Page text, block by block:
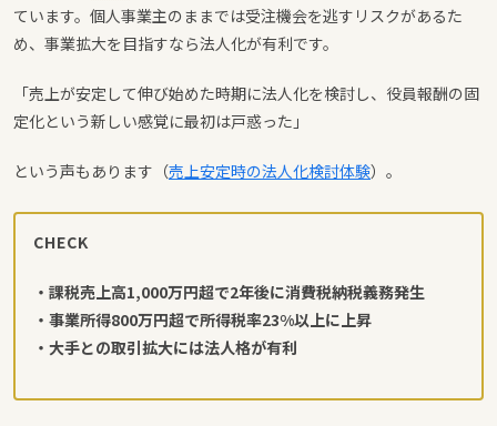
ています。個人事業主のままでは受注機会を逃すリスクがあるた
め、事業拡大を目指すなら法人化が有利です。
「売上が安定して伸び始めた時期に法人化を検討し、役員報酬の固
定化という新しい感覚に最初は戸惑った」
という声もあります（売上安定時の法人化検討体験）。
CHECK
・課税売上高1,000万円超で2年後に消費税納税義務発生
・事業所得800万円超で所得税率23%以上に上昇
・大手との取引拡大には法人格が有利